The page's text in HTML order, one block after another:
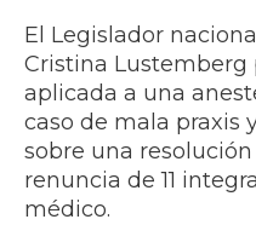
El Legislador
Cristina Lustemberg
aplicada a una
caso de mala praxis
sobre una
renuncia de 11
médico.